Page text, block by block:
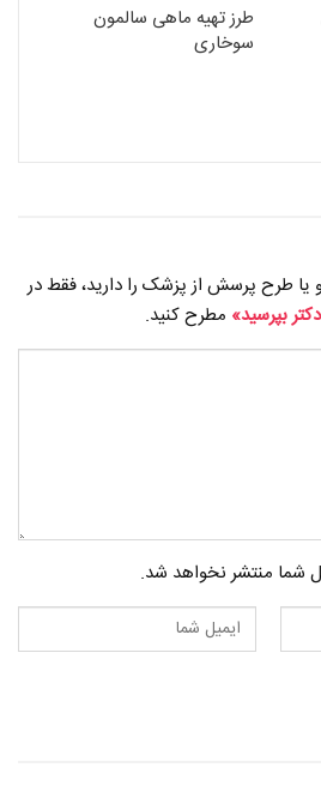
طرز تهیه ماهی سالمون
سوخاری
یا طرح پرسش از پزشک را دارید، فقط در
بپرسید» مطرح کنید.
شما منتشر نخواهد شد.